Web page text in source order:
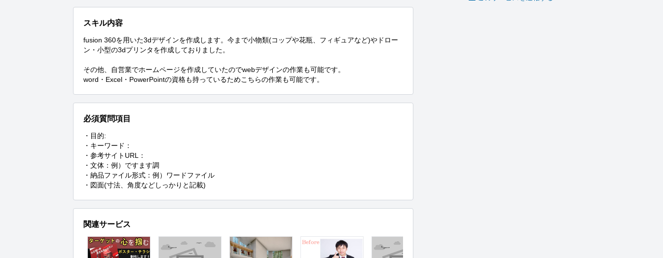
スキル内容
fusion 360を用いた3dデザインを作成します。今まで小物類(コップや花瓶、フィギュアなど)やドロー
ン・小型の3dプリンタを作成しておりました。
その他、自営業でホームページを作成していたのでwebデザインの作業も可能です。
word・Excel・PowerPointの資格も持っているためこちらの作業も可能です。
必須質問項目
・目的:
・キーワード：
・参考サイトURL：
・文体：例）ですます調
・納品ファイル形式：例）ワードファイル
・図面(寸法、角度などしっかりと記載)
関連サービス